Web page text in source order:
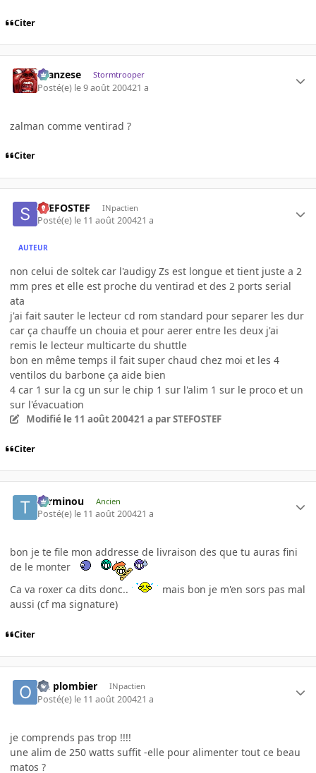
Citer
ilcanzese Stormtrooper
Posté(e) le 9 août 200421 a
zalman comme ventirad ?
Citer
STEFOSTEF INpactien
Posté(e) le 11 août 200421 a
AUTEUR
non celui de soltek car l'audigy Zs est longue et tient juste a 2
mm pres et elle est proche du ventirad et des 2 ports serial
ata
j'ai fait sauter le lecteur cd rom standard pour separer les dur
car ça chauffe un chouia et pour aerer entre les deux j'ai
remis le lecteur multicarte du shuttle
bon en même temps il fait super chaud chez moi et les 4
ventilos du barbone ça aide bien
4 car 1 sur la cg un sur le chip 1 sur l'alim 1 sur le proco et un
sur l'évacuation
Modifié le 11 août 200421 a par STEFOSTEF
Citer
Terminou Ancien
Posté(e) le 11 août 200421 a
bon je te file mon addresse de livraison des que tu auras fini
de le monter
Ca va roxer ca dits donc..
mais bon je m'en sors pas mal
aussi (cf ma signature)
Citer
oh plombier INpactien
Posté(e) le 11 août 200421 a
je comprends pas trop !!!!
une alim de 250 watts suffit -elle pour alimenter tout ce beau
matos ?